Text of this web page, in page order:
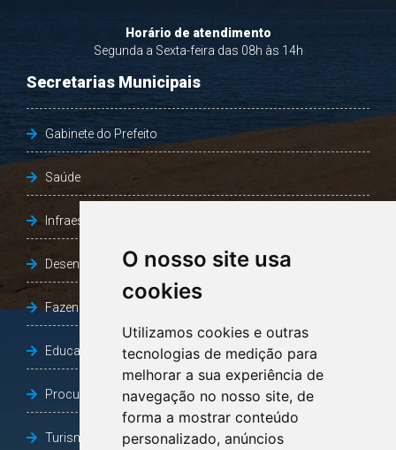
O nosso site usa
cookies
Utilizamos cookies e outras
tecnologias de medição para
melhorar a sua experiência de
navegação no nosso site, de
forma a mostrar conteúdo
personalizado, anúncios
Horário de atendimento
Segunda a Sexta-feira das 08h às 14h
Secretarias Municipais
Gabinete do Prefeito
Saúde
Infraestrutura, Agricultura e Meio Ambiente
Desenvolvimento Social
Fazenda e Desenvolvimento Econômico
Educação
Procuradoria Geral do Município
Turismo, Desporto e Cultura